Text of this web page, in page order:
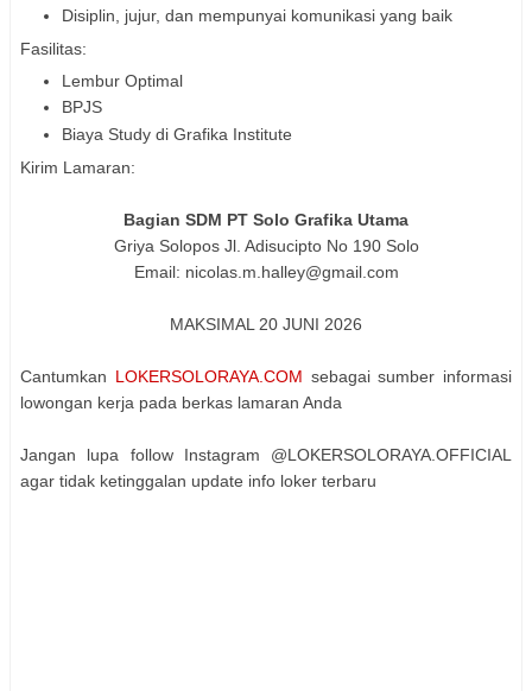
Disiplin, jujur, dan mempunyai komunikasi yang baik
Fasilitas:
Lembur Optimal
BPJS
Biaya Study di Grafika Institute
Kirim Lamaran:
Bagian SDM PT Solo Grafika Utama
Griya Solopos Jl. Adisucipto No 190 Solo
Email: nicolas.m.halley@gmail.com
MAKSIMAL 20 JUNI 2026
Cantumkan LOKERSOLORAYA.COM sebagai sumber informasi
lowongan kerja pada berkas lamaran Anda
Jangan lupa follow Instagram @LOKERSOLORAYA.OFFICIAL
agar tidak ketinggalan update info loker terbaru